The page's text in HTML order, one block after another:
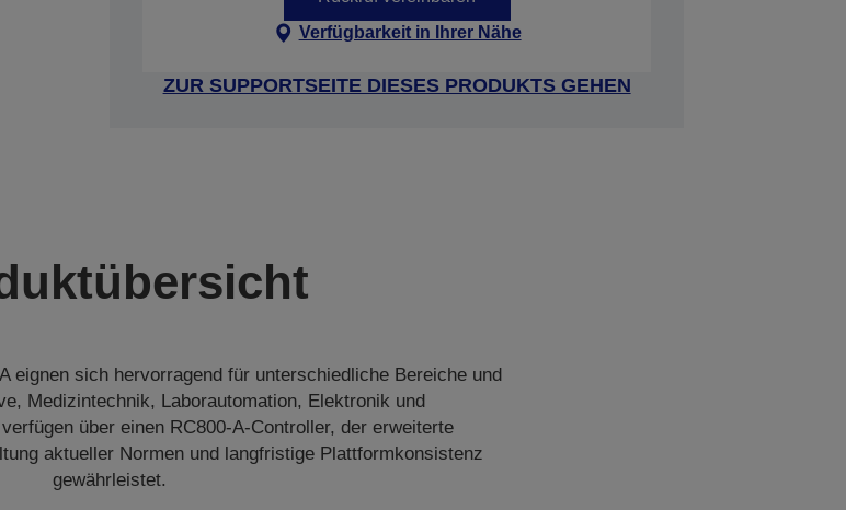
Verfügbarkeit in Ihrer Nähe
ZUR SUPPORTSEITE DIESES PRODUKTS GEHEN
eignen sich hervorragend für unterschiedliche Bereiche und
Medizintechnik, Laborautomation, Elektronik und
über einen RC800‑A-Controller, der erweiterte
aktueller Normen und langfristige Plattformkonsistenz
gewährleistet.